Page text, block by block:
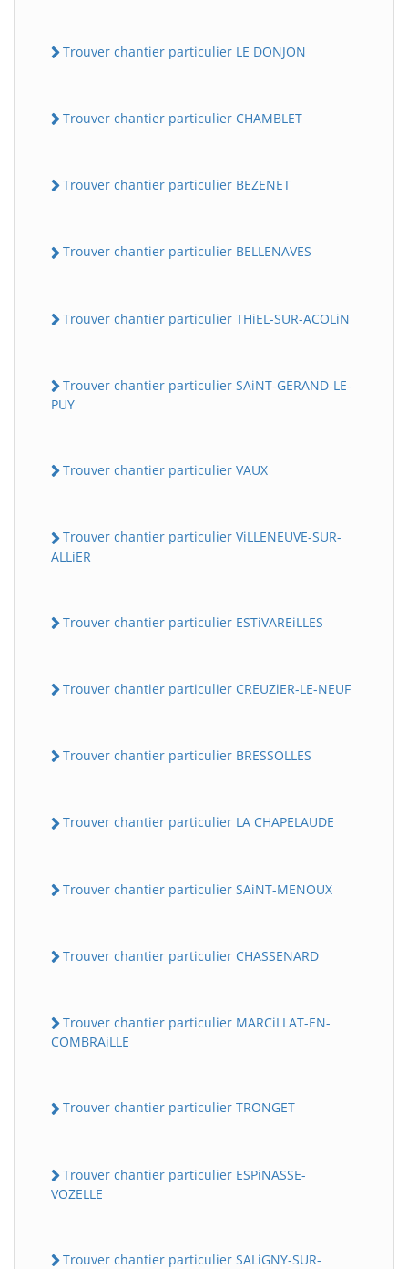
Trouver chantier particulier LE DONJON
Trouver chantier particulier CHAMBLET
Trouver chantier particulier BEZENET
Trouver chantier particulier BELLENAVES
Trouver chantier particulier THiEL-SUR-ACOLiN
Trouver chantier particulier SAiNT-GERAND-LE-
PUY
Trouver chantier particulier VAUX
Trouver chantier particulier ViLLENEUVE-SUR-
ALLiER
Trouver chantier particulier ESTiVAREiLLES
Trouver chantier particulier CREUZiER-LE-NEUF
Trouver chantier particulier BRESSOLLES
Trouver chantier particulier LA CHAPELAUDE
Trouver chantier particulier SAiNT-MENOUX
Trouver chantier particulier CHASSENARD
Trouver chantier particulier MARCiLLAT-EN-
COMBRAiLLE
Trouver chantier particulier TRONGET
Trouver chantier particulier ESPiNASSE-
VOZELLE
Trouver chantier particulier SALiGNY-SUR-